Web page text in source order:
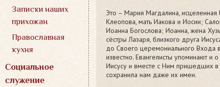
Записки наших
прихожан
Православная
кухня
Социальное
служение
Это – Мария Магдалина,
Клеопова, мать Иакова и Иосии;
Иоанна Богослова; Иоанна, жена
сёстры Лазаря, близкого друга
до Своего церемониального Входа
известно. Евангелисты упоминают и
Иисусу и вместе с Ним пришедших
сохранила нам даже их имен.